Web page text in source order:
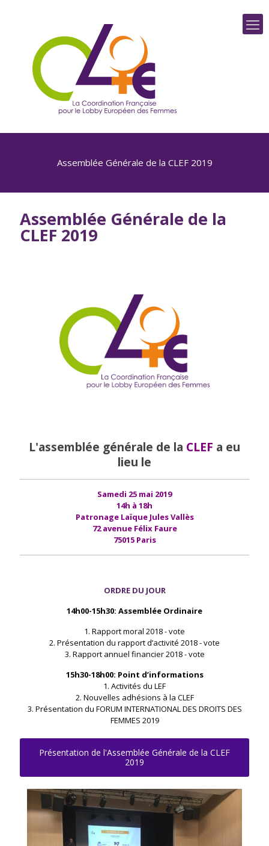
Assemblée Générale de la CLEF 2019
Assemblée Générale de la
CLEF 2019
L'assemblée générale de la CLEF a eu
lieu le
Samedi 25 mai 2019
14h à 18h
Patronage Laïque Jules Vallès
72 avenue Félix Faure
75015 Paris
ORDRE DU JOUR
14h00-15h30: Assemblée Ordinaire
1. Rapport moral 2018 - vote
2. Présentation du rapport d’activité 2018 - vote
3. Rapport annuel financier 2018 - vote
15h30-18h00: Point d’informations
1. Activités du LEF
2. Nouvelles adhésions à la CLEF
3. Présentation du FORUM INTERNATIONAL DES DROITS DES
FEMMES 2019
Présentation de l'Assemblée Générale de la CLEF
2019